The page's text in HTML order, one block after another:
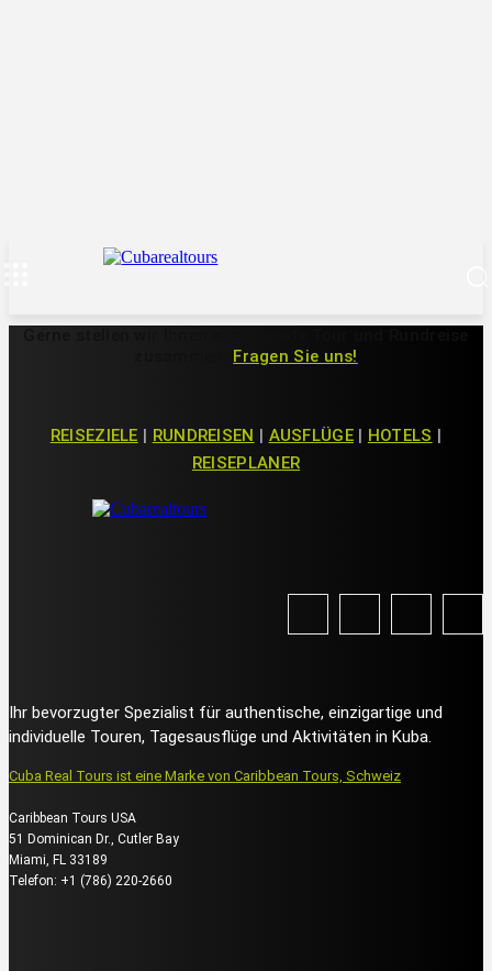
Fragen Sie uns!
REISEZIELE | RUNDREISEN | AUSFLÜGE| HOTELS |
REISEPLANER
Ihr bevorzugter Spezialist für authentische, einzigartige und
individuelle Touren, Tagesausflüge und Aktivitäten in Kuba.
Cuba Real Tours ist eine Marke von Caribbean Tours, Schweiz
Caribbean Tours USA
51 Dominican Dr., Cutler Bay
Miami, FL 33189
Telefon: +1 (786) 220-2660